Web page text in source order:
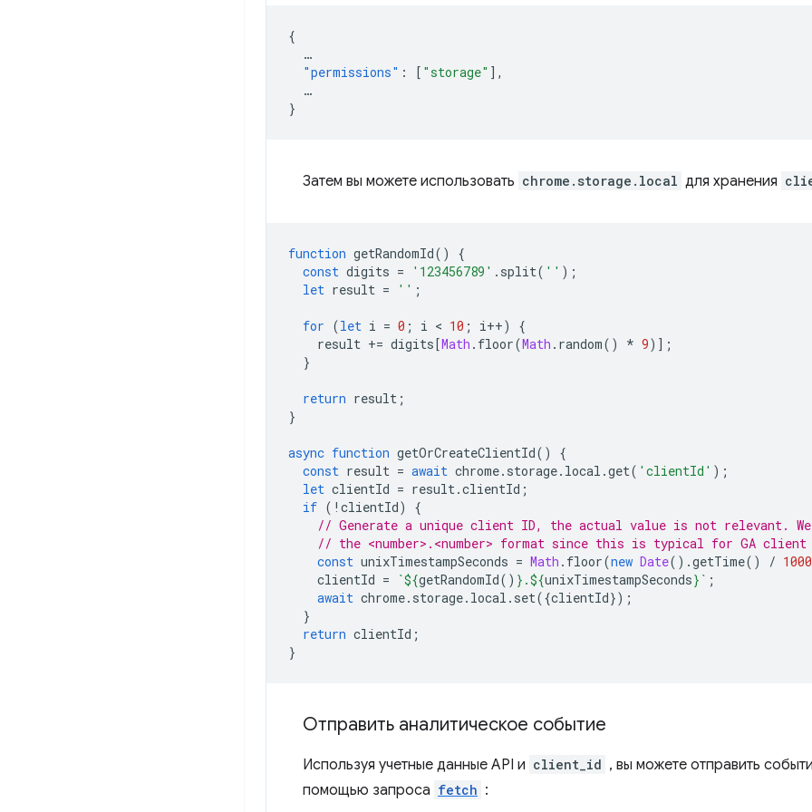
{
…
"permissions" : [ "storage" ],
…
}
Затем вы можете использовать chrome.storage.local для хранения
function getRandomId()
{
const digits = '123456789' . split( '' );
let result = '' ;
for (let i = 0 ; i < 10 ; i++)
{
result += digits[Math . floor(Math . random() * 9)];
}
return result ;
}
async function getOrCreateClientId()
{
const result = await chrome. storage. local .get( 'clientId' );
let clientId = result.clientId ;
if ( ! clientId)
{
// Generate a unique client ID, the actual value is not relevant. We
// the <number>.<number> format since this is typical for GA client
const unixTimestampSeconds = Math . floor(new Date().getTime() / 1000
clientId = `${getRandomId() } .${unixTimestampSeconds} ` ;
await chrome. storage. local . set({clientId});
}
return clientId ;
}
Отправить аналитическое событие
Используя учетные данные API и client_id , вы можете отправить
помощью запроса fetch :